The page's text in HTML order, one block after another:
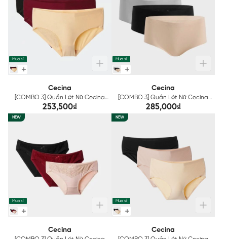
Mua sỉ
Cecina
[COMBO 3] Quần Lót Nữ Cecina
Mix Màu CBI004EDP03
253,500₫
Mua sỉ
Cecina
[COMBO 3] Quần Lót Nữ Cecina
Mix Màu Không Đường May
CBI002EDP03
285,000₫
NEW
Mua sỉ
Cecina
NEW
Mua sỉ
Cecina